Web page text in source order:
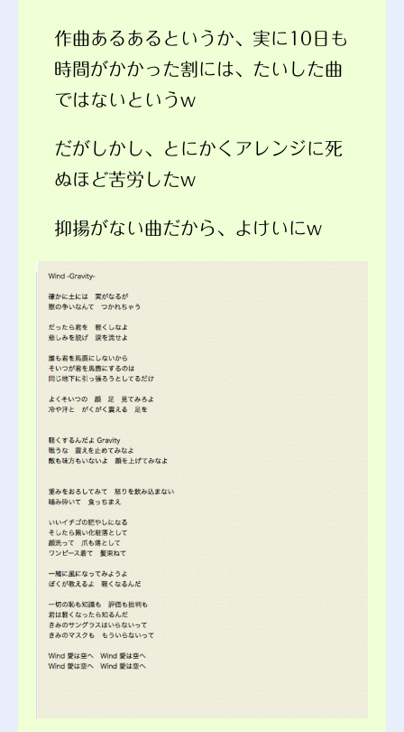
作曲あるあるというか、実に10日も
時間がかかった割には、たいした曲
ではないというw
だがしかし、とにかくアレンジに死
ぬほど苦労したw
抑揚がない曲だから、よけいにw